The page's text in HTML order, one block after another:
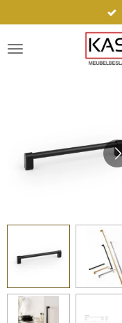
direct
naar
de